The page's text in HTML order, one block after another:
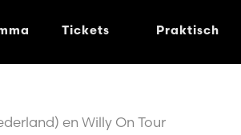
Tickets Praktisch
en Willy On Tour